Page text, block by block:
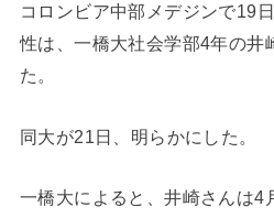
コロンビア中部メデジンで19
性は、一橋大社会学部4年の井
た。
同大が21日、明らかにした。
一橋大によると、井崎さんは4